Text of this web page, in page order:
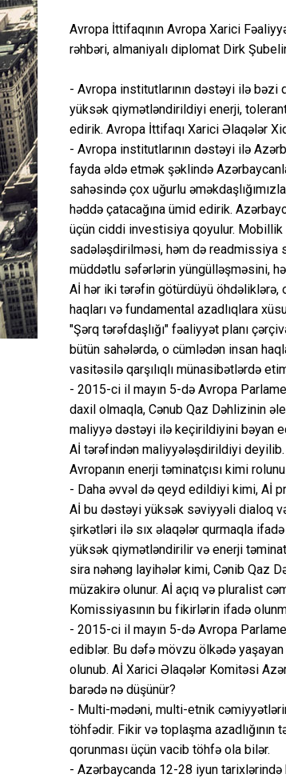
Avropa İttifaqının Avropa Xarici
rəhbəri, almaniyalı diplomat Dirk
- Avropa institutlarının dәstәyi ilә bәzi
yüksәk qiymәtlәndirildiyi enerji,
edirik. Avropa İttifaqı Xarici Әlaqәlәr
- Avropa institutlarının dәstәyi ilә
fayda әldә etmәk şәklindә
sahәsindә çox uğurlu
hәddә çatacağına ümid edirik.
üçün ciddi investisiya qoyulur. Mobillik
sadәlәşdirilmәsi, hәm dә readmissiya
müddәtlu sәfәrlәrin yüngüllәşmәsini,
Aİ hәr iki tәrәfin götürdüyü öhdәliklәrә,
haqları vә fundamental azadlıqlara
"Şәrq tәrәfdaşlığı" fәaliyyәt planı
bütün sahәlәrdә, o cümlәdәn insan
vasitәsilә qarşılıqlı münasibәtlәrdә
- 2015-ci il mayın 5-dә Avropa
daxil olmaqla, Cәnub Qaz Dәhlizinin
maliyyә dәstәyi ilә keçirildiyini bәyan
Aİ tәrәfindәn maliyyәlәşdirildiyi deyilib.
Avropanın enerji tәminatçısı kimi
- Daha әvvәl dә qeyd edildiyi kimi, Aİ
Aİ bu dәstәyi yüksәk sәviyyәli dialoq
şirkәtlәri ilә sıx әlaqәlәr qurmaqla
yüksәk qiymәtlәndirilir vә enerji
sira nәhәng layihәlәr kimi, Cәnib Qaz
müzakirә olunur. Aİ açıq vә pluralist
Komissiyasının bu fikirlәrin ifadә
- 2015-ci il mayın 5-dә Avropa
ediblәr. Bu dәfə mövzu ölkәdә
olunub. Aİ Xarici Әlaqәlәr Komitәsi
barәdә nә düşünür?
- Multi-mәdәni, multi-etnik
töhfәdir. Fikir vә toplaşma
qorunması üçün vacib töhfә ola bilәr.
- Azәrbaycanda 12-28 iyun